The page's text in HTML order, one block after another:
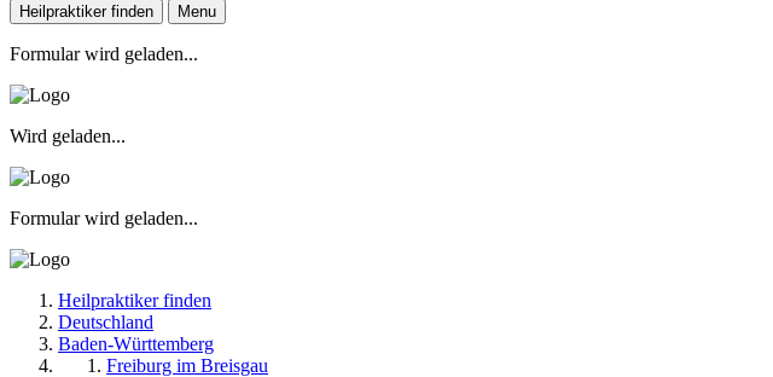
Heilpraktiker finden
Menu
Formular wird geladen...
Wird geladen...
Formular wird geladen...
Heilpraktiker finden
Deutschland
Baden-Württemberg
Freiburg im Breisgau